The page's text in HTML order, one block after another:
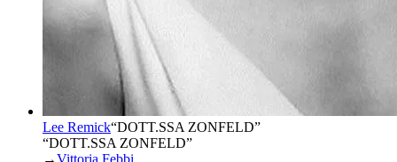
Lee Remick“DOTT.SSA ZONFELD”
“DOTT.SSA ZONFELD”
→Vittoria Febbi